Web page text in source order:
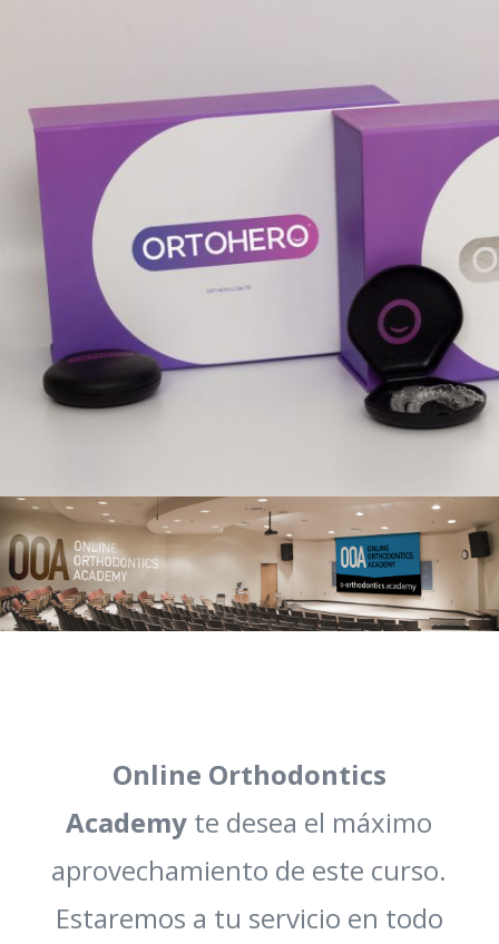
Online Orthodontics
Academy te desea el máximo
aprovechamiento de este curso.
Estaremos a tu servicio en todo